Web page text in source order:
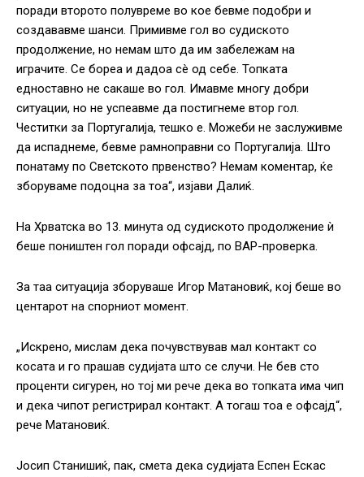
поради второто полувреме во кое бевме подобри и
создававме шанси. Примивме гол во судиското
продолжение, но немам што да им забележам на
играчите. Се бореа и дадоа сè од себе. Топката
едноставно не сакаше во гол. Имавме многу добри
ситуации, но не успеавме да постигнеме втор гол.
Честитки за Португалија, тешко е. Можеби не заслуживме
да испаднеме, бевме рамноправни со Португалија. Што
понатаму по Светското првенство? Немам коментар, ќе
зборуваме подоцна за тоа“, изјави Далиќ.
На Хрватска во 13. минута од судиското продолжение ѝ
беше поништен гол поради офсајд, по ВАР-проверка.
За таа ситуација зборуваше Игор Матановиќ, кој беше во
центарот на спорниот момент.
„Искрено, мислам дека почувствував мал контакт со
косата и го прашав судијата што се случи. Не бев сто
проценти сигурен, но тој ми рече дека во топката има чип
и дека чипот регистрирал контакт. А тогаш тоа е офсајд“,
рече Матановиќ.
Јосип Станишиќ, пак, смета дека судијата Еспен Ескас